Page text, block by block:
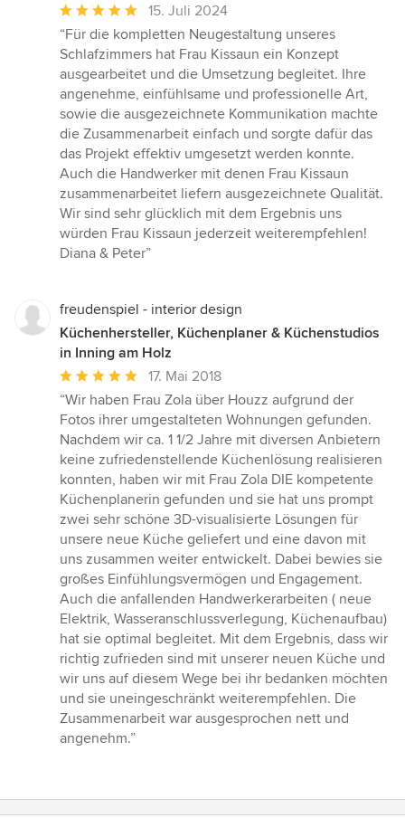
Durchschnittliche
Bewertung:
5
von
5
Sternen
15. Juli 2024
“Für die kompletten Neugestaltung unseres
Schlafzimmers hat Frau Kissaun ein Konzept
ausgearbeitet und die Umsetzung begleitet. Ihre
angenehme, einfühlsame und professionelle Art,
sowie die ausgezeichnete Kommunikation machte
die Zusammenarbeit einfach und sorgte dafür das
das Projekt effektiv umgesetzt werden konnte.
Auch die Handwerker mit denen Frau Kissaun
zusammenarbeitet liefern ausgezeichnete Qualität.
Wir sind sehr glücklich mit dem Ergebnis uns
würden Frau Kissaun jederzeit weiterempfehlen!
Diana & Peter”
freudenspiel - interior design
Küchenhersteller, Küchenplaner & Küchenstudios
in Inning am Holz
Durchschnittliche
Bewertung:
5
von
5
Sternen
17. Mai 2018
“Wir haben Frau Zola über Houzz aufgrund der
Fotos ihrer umgestalteten Wohnungen gefunden.
Nachdem wir ca. 1 1/2 Jahre mit diversen Anbietern
keine zufriedenstellende Küchenlösung realisieren
konnten, haben wir mit Frau Zola DIE kompetente
Küchenplanerin gefunden und sie hat uns prompt
zwei sehr schöne 3D-visualisierte Lösungen für
unsere neue Küche geliefert und eine davon mit
uns zusammen weiter entwickelt. Dabei bewies sie
großes Einfühlungsvermögen und Engagement.
Auch die anfallenden Handwerkerarbeiten ( neue
Elektrik, Wasseranschlussverlegung, Küchenaufbau)
hat sie optimal begleitet. Mit dem Ergebnis, dass wir
richtig zufrieden sind mit unserer neuen Küche und
wir uns auf diesem Wege bei ihr bedanken möchten
und sie uneingeschränkt weiterempfehlen. Die
Zusammenarbeit war ausgesprochen nett und
angenehm.”